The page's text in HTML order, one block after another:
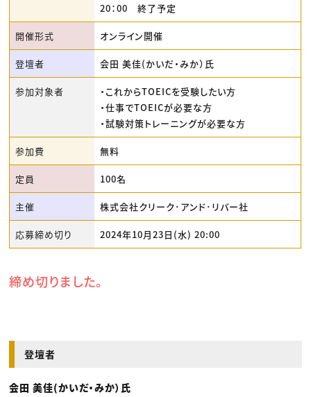
20：00 終了予定
開催形式 オンライン開催
登壇者 会田 美佳(かいだ・みか）氏
参加対象者
・これからTOEICを受験したい方
・仕事でTOEICが必要な方
・試験対策トレーニングが必要な方
参加費 無料
定員 100名
主催 株式会社クリーク･アンド･リバー社
応募締め切り 2024年10月23日(水) 20:00
締め切りました。
登壇者
会田 美佳(かいだ・みか）氏